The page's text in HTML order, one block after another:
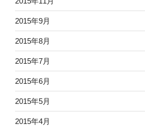
2015年9月
2015年8月
2015年7月
2015年6月
2015年5月
2015年4月